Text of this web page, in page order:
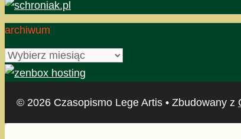
archiwum
archiwum
© 2026 Czasopismo Lege Artis • Zbudowany z